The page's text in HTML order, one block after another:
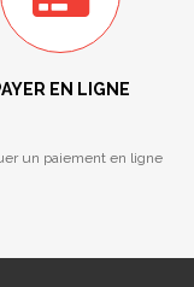
EN LIGNE
un paiement en ligne